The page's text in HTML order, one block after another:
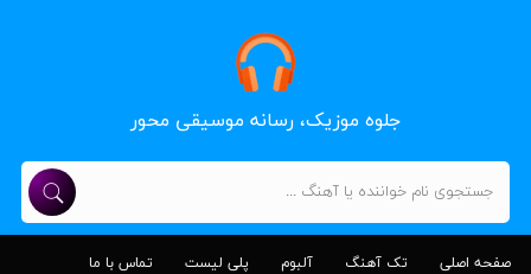
جلوه موزیک، رسانه موسیقی محور
صفحه اصلی تک آهنگ آلبوم پلی لیست تماس با ما